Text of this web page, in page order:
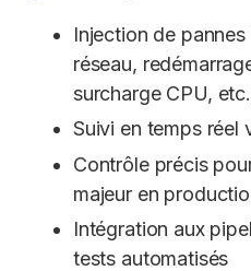
Injection de
réseau,
surcharge CPU,
Suivi en temps réel
Contrôle précis
majeur en
Intégration aux
tests automatisés